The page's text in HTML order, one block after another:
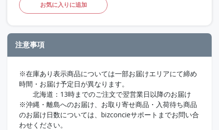
お気に入りに追加
注意事項
※在庫あり表示商品については一部お届けエリアにて締め
時間・お届け予定日が異なります。
北海道：13時までのご注文で翌営業日以降のお届け
※沖縄・離島へのお届け、お取り寄せ商品・入荷待ち商品
のお届け日数については、bizconcieサポートまでお問い合
わせください。